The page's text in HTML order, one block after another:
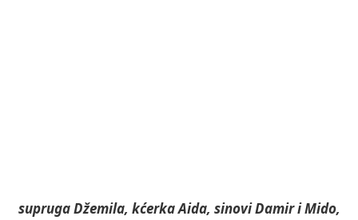
supruga Džemila, kćerka Aida, sinovi Damir i Mido,